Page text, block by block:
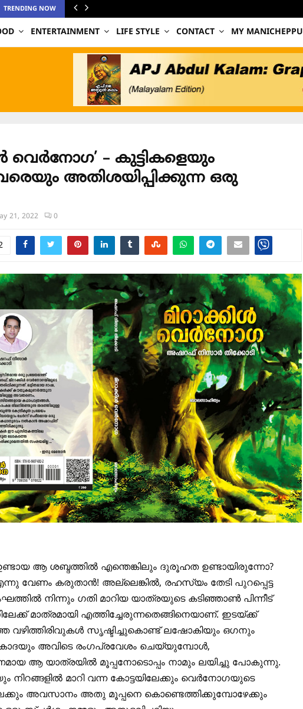
TRENDING NOW
ENTERTAINMENT LIFE STYLE CONTACT MY MANICHEPPU
വെർനോഗ’ – കുട്ടികളെയും
അതിശയിപ്പിക്കുന്ന ഒരു
21, 2022 0
ഉണ്ടായ ആ ശബ്ദത്തില്‍ എന്തെങ്കിലും ദുരൂഹത ഉണ്ടായിരുന്നോ?
വേണം കരുതാന്‍! അല്ലെങ്കില്‍, രഹസ്യം തേടി പുറപ്പെട്ട
നിന്നും ഗതി മാറിയ യാത്രയുടെ കടിഞ്ഞാണ്‍ പിന്നീട്
മാത്രമായി എത്തിച്ചേരുന്നതെങ്ങിനെയാണ്. ഇടയ്ക്ക്
വഴിത്തിരിവുകള്‍ സൃഷ്ടിച്ചുകൊണ്ട് ലഷോകിയും ഒഗനും
അവിടെ രംഗപ്രവേശം ചെയ്യുമ്പോള്‍,
ആ യാത്രയില്‍ മൂപ്പനോടൊപ്പം നാമും ലയിച്ചു പോകുന്നു.
നിറങ്ങളില്‍ മാറി വന്ന കോട്ടയിലേക്കും വെര്‍നോഗയുടെ
അവസാനം അതു മൂപ്പനെ കൊണ്ടെത്തിക്കുമ്പോഴേക്കും